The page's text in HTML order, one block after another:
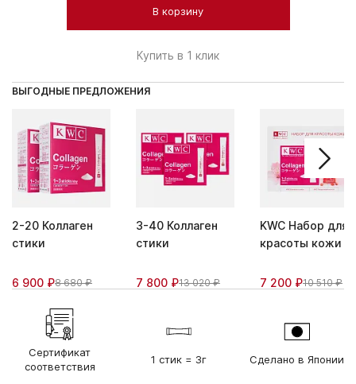
В корзину
Купить в 1 клик
ВЫГОДНЫЕ ПРЕДЛОЖЕНИЯ
2-20 Коллаген
стики
6 900 ₽8 680 ₽
3-40 Коллаген
стики
7 800 ₽13 020 ₽
KWC Набор для
красоты кожи
7 200 ₽10 510 ₽
Сертификат
соответствия
1 стик = 3г Сделано в Японии